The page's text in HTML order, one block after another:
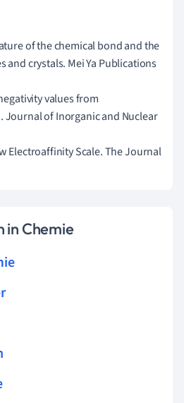
of the chemical bond and the
and crystals. Mei Ya Publications
values from
Journal of Inorganic and Nuclear
Electroaffinity Scale. The Journal
in Chemie